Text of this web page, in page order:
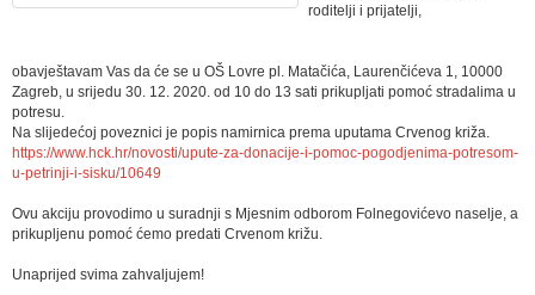
roditelji i prijatelji,
obavještavam Vas da će se u OŠ Lovre pl. Matačića, Laurenčićeva 1, 10000
Zagreb, u srijedu 30. 12. 2020. ​od 10 do 13 sati prikupljati pomoć stradalima u
potresu.
Na slijedećoj poveznici je popis namirnica prema uputama Crvenog križa.
https://www.hck.hr/novosti/upute-za-donacije-i-pomoc-pogodjenima-potresom-
u-petrinji-i-sisku/10649
Ovu akciju provodimo u suradnji s Mjesnim odborom Folnegovićevo naselje, a
prikupljenu pomoć ćemo predati Crvenom križu.
Unaprijed svima zahvaljujem!